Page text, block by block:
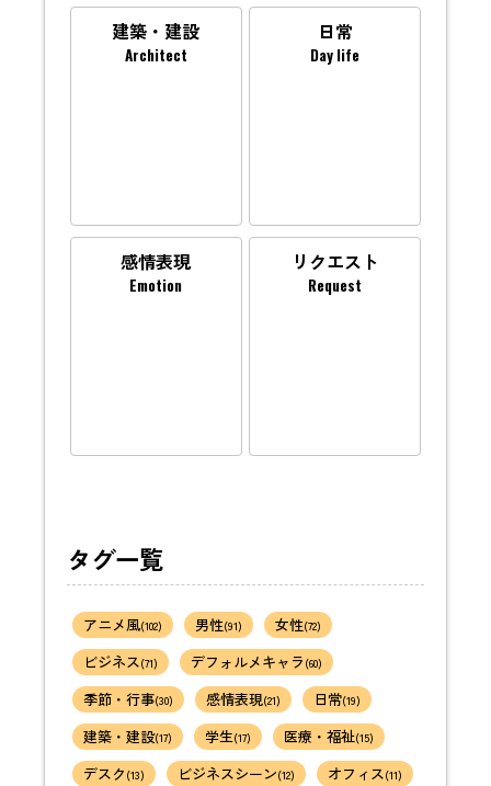
建築・建設
Architect
日常
Day life
感情表現
Emotion
リクエスト
Request
タグ一覧
アニメ風(102) 男性(91) 女性(72)
ビジネス(71) デフォルメキャラ (60)
季節・行事(30) 感情表現(21) 日常(19)
建築・建設(17) 学生(17) 医療・福祉(15)
デスク (13) ビジネスシーン(12) オフィス(11)